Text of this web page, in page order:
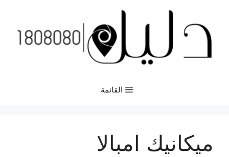
المحتوى
القائمة
ميكانيك امبالا